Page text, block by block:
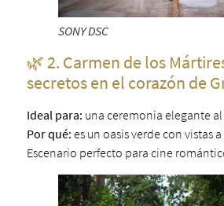
SONY DSC
🌿 2. Carmen de los
secretos en el corazón de
Ideal para: una ceremonia elegante
Por qué: es un oasis verde con vistas
Escenario perfecto para cine